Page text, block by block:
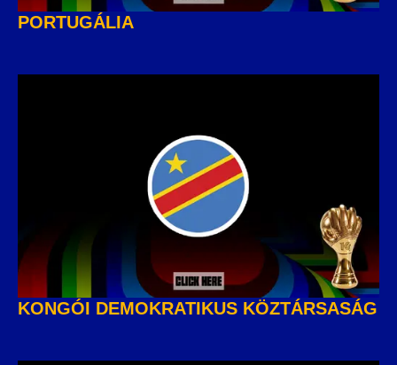
PORTUGÁLIA
KONGÓI DEMOKRATIKUS KÖZTÁRSASÁG